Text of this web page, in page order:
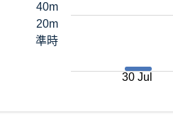
40m
20m
準時
30 Jul